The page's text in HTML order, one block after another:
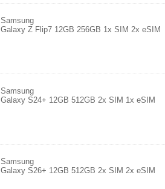
Samsung
Galaxy Z Flip7 12GB 256GB 1x SIM 2x eSIM
Samsung
Galaxy S24+ 12GB 512GB 2x SIM 1x eSIM
Samsung
Galaxy S26+ 12GB 512GB 2x SIM 2x eSIM